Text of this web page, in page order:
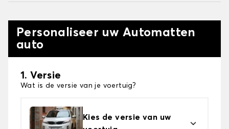
Personaliseer uw Automatten
auto
1. Versie
Wat is de versie van je voertuig?
Kies de versie van uw